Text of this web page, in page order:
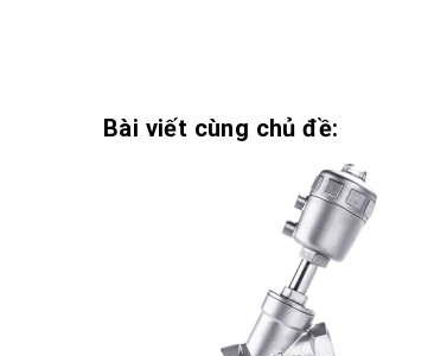
Bài viết cùng chủ đề: